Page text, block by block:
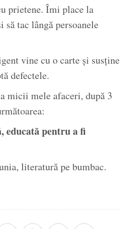
prietene. Îmi place la
să tac lângă persoanele
vine cu o carte și susține
defectele.
micii mele afaceri, după 3
educată pentru a fi
literatură pe bumbac.